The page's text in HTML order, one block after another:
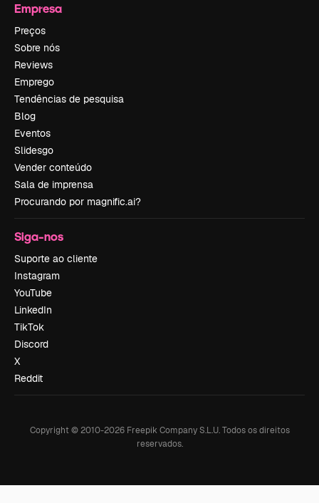
Empresa
Preços
Sobre nós
Reviews
Emprego
Tendências de pesquisa
Blog
Eventos
Slidesgo
Vender conteúdo
Sala de imprensa
Procurando por magnific.ai?
Siga-nos
Suporte ao cliente
Instagram
YouTube
LinkedIn
TikTok
Discord
X
Reddit
Copyright © 2010-2026Freepik Company S.L.U. Todos os direitos
reservados.